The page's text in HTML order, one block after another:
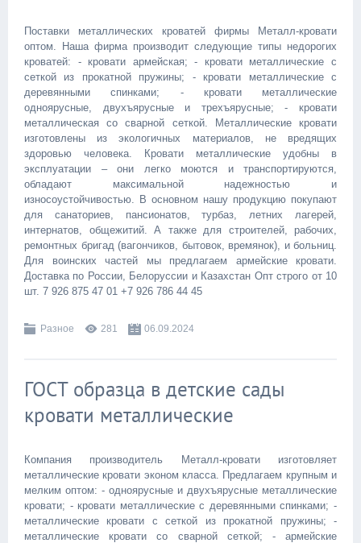
Поставки металлических кроватей фирмы Металл-кровати
оптом. Наша фирма производит следующие типы недорогих
кроватей: - кровати армейская; - кровати металлические с
сеткой из прокатной пружины; - кровати металлические с
деревянными спинками; - кровати металлические
одноярусные, двухъярусные и трехъярусные; - кровати
металлическая со сварной сеткой. Металлические кровати
изготовлены из экологичных материалов, не вредящих
здоровью человека. Кровати металлические удобны в
эксплуатации – они легко моются и транспортируются,
обладают максимальной надежностью и
износоустойчивостью. В основном нашу продукцию покупают
для санаториев, пансионатов, турбаз, летних лагерей,
интернатов, общежитий. А также для строителей, рабочих,
ремонтных бригад (вагончиков, бытовок, времянок), и больниц.
Для воинских частей мы предлагаем армейские кровати.
Доставка по России, Белоруссии и Казахстан Опт строго от 10
шт. 7 926 875 47 01 +7 926 786 44 45
Разное 281 06.09.2024
ГОСТ образца в детские сады
кровати металлические
Компания производитель Металл-кровати изготовляет
металлические кровати эконом класса. Предлагаем крупным и
мелким оптом: - одноярусные и двухъярусные металлические
кровати; - кровати металлические с деревянными спинками; -
металлические кровати с сеткой из прокатной пружины; -
металлические кровати со сварной сеткой; - армейские